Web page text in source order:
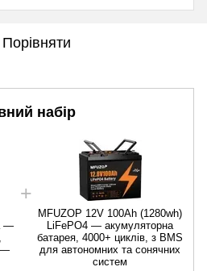
Порівняти
набір
—
—
MFUZOP 12V 100Ah (1280wh)
LiFePO4 — акумуляторна
батарея, 4000+ циклів, з BMS
для автономних та сонячних
систем